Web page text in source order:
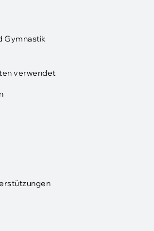
Gymnastik
verwendet